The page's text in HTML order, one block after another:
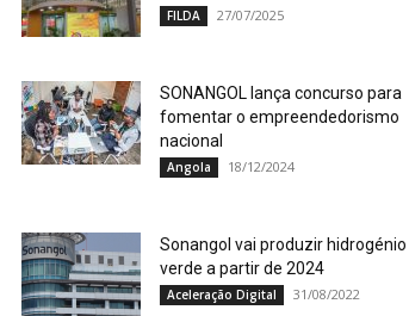
FILDA 27/07/2025
SONANGOL lança concurso para
fomentar o empreendedorismo
nacional
Angola 18/12/2024
Sonangol vai produzir hidrogénio
verde a partir de 2024
Aceleração Digital 31/08/2022